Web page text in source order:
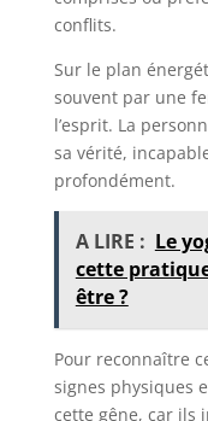
conflits.
Sur le plan
souvent par une
l’esprit. La
sa vérité,
profondément.
A LIRE : Le
cette
être ?
Pour reconnaître
signes physiques
cette gêne, car ils